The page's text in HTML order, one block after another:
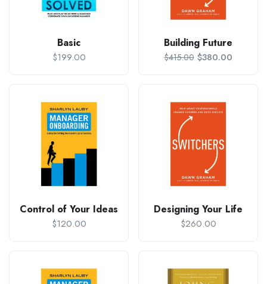
Basic
$199.00
Building Future
$415.00 $380.00
Control of Your Ideas
$120.00
Designing Your Life
$260.00